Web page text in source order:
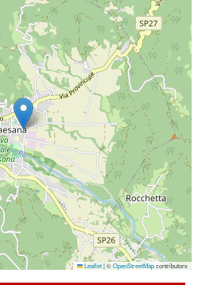
Leaflet|©OpenStreetMapcontributors